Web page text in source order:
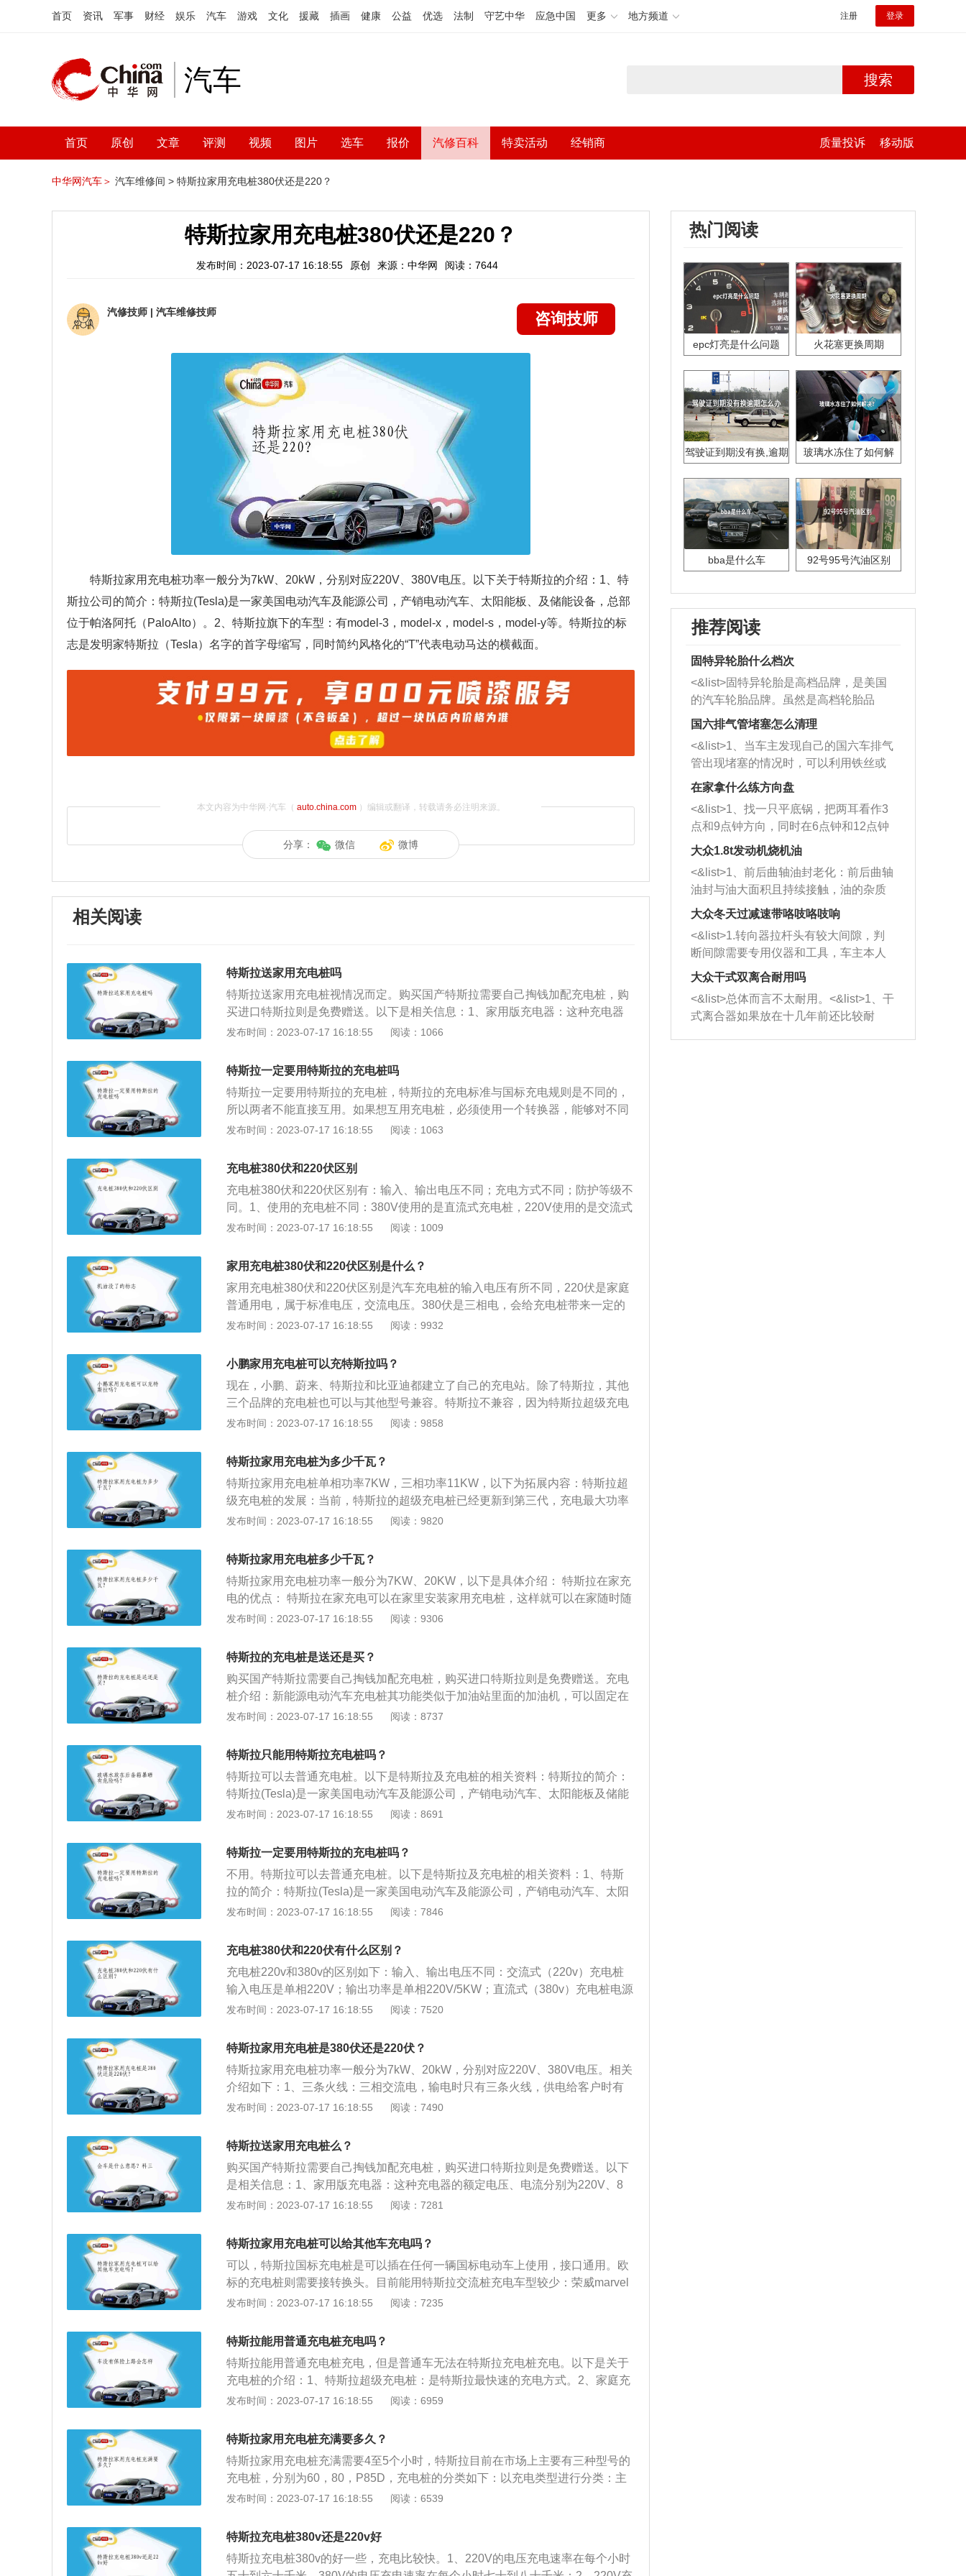
首页 资讯 军事 财经 娱乐 汽车 游戏 文化 援藏 插画 健康 公益 优选 法制 守艺中华 应急中国 更多 地方频道 注册 登录
汽车 搜索
首页 原创 文章 评测 视频 图片 选车 报价 汽修百科 特卖活动 经销商 质量投诉 移动版
中华网汽车＞ 汽车维修间 > 特斯拉家用充电桩380伏还是220？
特斯拉家用充电桩380伏还是220？
发布时间：2023-07-17 16:18:55 原创 来源：中华网 阅读：7644
汽修技师 | 汽车维修技师 咨询技师
特斯拉家用充电桩功率一般分为7kW、20kW，分别对应220V、380V电压。以下关于特斯拉的介绍：1、特
斯拉公司的简介：特斯拉(Tesla)是一家美国电动汽车及能源公司，产销电动汽车、太阳能板、及储能设备，总部
位于帕洛阿托（PaloAlto）。2、特斯拉旗下的车型：有model-3，model-x，model-s，model-y等。特斯拉的标
志是发明家特斯拉（Tesla）名字的首字母缩写，同时简约风格化的“T”代表电动马达的横截面。
本文内容为中华网·汽车（ auto.china.com）编辑或翻译，转载请务必注明来源。
分享： 微信 微博
相关阅读
特斯拉送家用充电桩吗
特斯拉送家用充电桩视情况而定。购买国产特斯拉需要自己掏钱加配充电桩，购
买进口特斯拉则是免费赠送。以下是相关信息：1、家用版充电器：这种充电器
的额定电压、电流分别为220V、8A，每小时可以充电12km的里程。普通的空调
工业版充电器：额定充电参数：电压380V，电流16A，可达到充电速度60km／
h。该插座需要额外的工业插座，只能用于三相电源。插座的接线要求有三根火
线、一根零线和一根地线，地线需要将金属杆的一端插入小于一米的泥土中。
发布时间：2023-07-17 16:18:55 阅读：1066
特斯拉一定要用特斯拉的充电桩吗
特斯拉一定要用特斯拉的充电桩，特斯拉的充电标准与国标充电规则是不同的，
所以两者不能直接互用。如果想互用充电桩，必须使用一个转换器，能够对不同
的充电通讯规则进行转换。其实充电桩并没有专用与非专用之分，它只有国标之
区）、欧标（德国、英国、法国等地区）等，只要是国标它就适用于中国市场上
基本99.9%的车型。就像汽油一样的，只要符合中国电动汽车新国标的要求，充
电桩满足国家标准要求都可以为新能源车充电。换句话说，只要使用转换器之
后，充电桩本身是正规的、合格的充电桩都可以为特斯拉充电，不会有安全问
题，并且现在大部分新能源充电设备生产厂家都会购买产品责任保险，更是为爱
发布时间：2023-07-17 16:18:55 阅读：1063
充电桩380伏和220伏区别
充电桩380伏和220伏区别有：输入、输出电压不同；充电方式不同；防护等级不
同。1、使用的充电桩不同：380V使用的是直流式充电桩，220V使用的是交流式
充电桩。2、电源要求不同：220V交流式充电桩电源要求输入电压单相220V；输
（栓）应满足充电对象；充电桩输出为直流电，输出电压满足充电对象的电池制
式要求等。3、使用的时间不用：白天充电业务多的时候，使用220V直流方式进
行快速充电，当夜间充电站用户少时可用380交流充电进行慢充操作。充电桩充
电的注意事项：1、变电所应设置安全嗣栏、警示牌、安全信号灯及警铃。2、高
压配电室和变压器室门外或变电所安全同栏上应悬挂“止步，高压危险”警示牌。
明。设备的接地点应有明显可见的标志。4、室内应有明显的安全通道或安全出
口标示牌。
发布时间：2023-07-17 16:18:55 阅读：1009
家用充电桩380伏和220伏区别是什么？
家用充电桩380伏和220伏区别是汽车充电桩的输入电压有所不同，220伏是家庭
普通用电，属于标准电压，交流电压。380伏是三相电，会给充电桩带来一定的
变化。220伏充电桩充电速度慢，380伏的充电桩充电速度快，甚至可以使用快充
式充电桩，220伏使用的是交流式充电桩。电源要求不同：220伏交流式充电桩电
源要求输入电压为单相220伏，输出功率为单相220伏/5千瓦，频率为50赫兹±2赫
兹，允许电压波动范围为单相220伏±15%。380伏交流式充电桩电源要求充电桩
应满足充电对象，充电桩输出为直流电，输出电压满足充电对象的电池制式要
求，最大输出电流满足充电对象的电池制式1C的充电要求，并向下兼容，充电方
对不同电池类型选择）。
发布时间：2023-07-17 16:18:55 阅读：9932
小鹏家用充电桩可以充特斯拉吗？
现在，小鹏、蔚来、特斯拉和比亚迪都建立了自己的充电站。除了特斯拉，其他
三个品牌的充电桩也可以与其他型号兼容。特斯拉不兼容，因为特斯拉超级充电
桩将在充电期间进行车辆识别。如果检测到您的车辆不是特斯拉，充电桩将不会
用。以远程版本的小鹏P7为例。长寿命版小鹏P7的电池容量为80.9kwh，这意味
着小鹏P7最多可以储存80.9kwh。如果使用快速充电桩，小鹏P7只需52分钟即可
充满电。如果使用慢速充电，则需要6.5小时才能完全充电。
发布时间：2023-07-17 16:18:55 阅读：9858
特斯拉家用充电桩为多少千瓦？
特斯拉家用充电桩单相功率7KW，三相功率11KW，以下为拓展内容：特斯拉超
级充电桩的发展：当前，特斯拉的超级充电桩已经更新到第三代，充电最大功率
可达250kW。公司正在开发最大充电功率350kW的充电桩。ModelSPlaid和Cybe
设，其最大充电功率可达250KW，性能比目前国内大范围使用的V2超级充电桩
提升了一倍（V2超充桩功率约为120KW）。以Model3为例，部分车型在峰值功
率状态下，5分钟所充电量可行驶约100公里，15分钟最高可补充约250km的续航
里程。同样时间，ModelS可以补充约230km，而ModelX可补充约203km。目
前，特斯拉在中国已经建成了超过2800个超级充电桩，2500个目的地充电桩，能
还会进一步缩短。
发布时间：2023-07-17 16:18:55 阅读：9820
特斯拉家用充电桩多少千瓦？
特斯拉家用充电桩功率一般分为7KW、20KW，以下是具体介绍： 特斯拉在家充
电的优点： 特斯拉在家充电可以在家里安装家用充电桩，这样就可以在家随时随
地地给车辆充电，对于车辆的日常使用也很方便，安装好之后可以晚上开回去的
保证车辆在第二天出门的时候是满电。 特斯拉安装充电桩的条件： 工作环境温
度，零下二十摄氏度到五十摄氏度；相对湿度百分之五到百分之九十五；安装在
平台上的充电机以及暴露在外的部件应能承受GB/T4797.5-9《电工电子产品自然
环境条件降水和风》中表九规定的不同地区、不同高度处相对风速的侵袭。
发布时间：2023-07-17 16:18:55 阅读：9306
特斯拉的充电桩是送还是买？
购买国产特斯拉需要自己掏钱加配充电桩，购买进口特斯拉则是免费赠送。充电
桩介绍：新能源电动汽车充电桩其功能类似于加油站里面的加油机，可以固定在
地面或墙壁，安装于公共建筑（公共楼宇、商场、公共停车场等）和居民小区停
连接方式：新能源电动汽车充电桩的输入端与交流电网直接连接，输出端都装有
充电插头用于为电动汽车充电。新能源电动汽车充电桩一般提供常规充电和快速
充电两种充电方式。
发布时间：2023-07-17 16:18:55 阅读：8737
特斯拉只能用特斯拉充电桩吗？
特斯拉可以去普通充电桩。以下是特斯拉及充电桩的相关资料：特斯拉的简介：
特斯拉(Tesla)是一家美国电动汽车及能源公司，产销电动汽车、太阳能板及储能
设备，旗下四款在售车系。特斯拉可使用普通充电桩的原因：特斯拉汽车充电的
车主提供国标充电口适配器，所以特斯拉可以用普通充电桩充电。特斯拉的充电
桩选择：国家电网充电桩，充满需12小时左右。家用充电插座，充满需25～40小
时。专用充电插座，充满需10小时左右。特斯拉充电器，充满需要5小时左右。
发布时间：2023-07-17 16:18:55 阅读：8691
特斯拉一定要用特斯拉的充电桩吗？
不用。特斯拉可以去普通充电桩。以下是特斯拉及充电桩的相关资料：1、特斯
拉的简介：特斯拉(Tesla)是一家美国电动汽车及能源公司，产销电动汽车、太阳
能板及储能设备，旗下四款在售车系。2、特斯拉可使用普通充电桩的原因：特
销售的车型都为车主提供国标充电口适配器，所以特斯拉可以用普通充电桩充
电。3、特斯拉的充电桩选择：（1）国家电网充电桩，充满需12小时左右。
（2）家用充电插座，充满需25～40小时。（3）专用充电插座，充满需10小时左
右。（4）特斯拉充电器，充满需要5小时左右。
发布时间：2023-07-17 16:18:55 阅读：7846
充电桩380伏和220伏有什么区别？
充电桩220v和380v的区别如下：输入、输出电压不同：交流式（220v）充电桩
输入电压是单相220V；输出功率是单相220V/5KW；直流式（380v）充电桩电源
输入电压是三相四线380VAC，输出为直流电，输出电压满足充电对象的电池制
式（380v）充电桩充电方式分为常规和快速2种方式，常规为5小时充电方式，快
速为1小时充电方式（针对不同电池类型选择）。防护等级不同：交流式（220
v）充电桩保护应满足《低压配电设计规范》（GB/50053）中的相关规定；直流
式（380v）充电桩（栓）防护等级符合《GB-4208-1993外壳防护等级（IP代
码）》IP54要求。使用的时间方面：白天充电业务多时，使用380v交流方式进行
类：按安装方式分：可分为落地式充电桩、挂壁式充电桩。落地式充电桩适合安
装在不靠近墙体的停车位。挂壁式充电桩适合安装在靠近墙体的停车位。按照安
装地点：可分为公共充电桩和专用充电桩。公共充电桩是建设在公共停车场
设单位（企业）自有停车场（库），为单位（企业）内部人员使用的充电桩。自
一般结合停车场（库）的停车位建设。安装在户外的充电桩防护等级不应低于IP5
4。安装在户内的充电桩防护等级不应低于IP32。按充电接口数分：可分为一桩
一充和一桩多充。按充电方式分：充电桩（栓）可分为直流充电桩（栓），交流
充电桩（栓）和交、直流一体充电桩（栓）。充电桩其功能类似于加油站里面的
场等）和居民小区停车场或充电站内，可以根据不同的电压等级为各种型号的电
动汽车充电。充电桩的输入端与交流电网直接连接，输出端都装有充电插头用于
为电动汽车充电。充电桩一般提供常规充电和快速充电两种充电方式，人们可以
使用特定的充电卡在充电桩提供的人机交互操作界面上刷卡使用，进行相应的充
电方式、充电时间、费用数据打印等操作，充电桩显示屏能显示充电量、费用、
发布时间：2023-07-17 16:18:55 阅读：7520
特斯拉家用充电桩是380伏还是220伏？
特斯拉家用充电桩功率一般分为7kW、20kW，分别对应220V、380V电压。相关
介绍如下：1、三条火线：三相交流电，输电时只有三条火线，供电给客户时有
三条火线和中线。只使用其中一条相线及中线，便是单相电。三条火线上的正弦
三相电：三相电一般为三相四线。三个相线的符号为L1，L2，L3，也可以分别表
示为A，B，C，分别代表相线1，相线2，相线3，L为Live-Wire的缩写，零线的
符号为N，为Neutral-Wire的缩写。地线为E，为Earth的缩写。
发布时间：2023-07-17 16:18:55 阅读：7490
特斯拉送家用充电桩么？
购买国产特斯拉需要自己掏钱加配充电桩，购买进口特斯拉则是免费赠送。以下
是相关信息：1、家用版充电器：这种充电器的额定电压、电流分别为220V、8
A，每小时可以充电12km的里程。普通的空调插座就能够适配这种接口，不过一
压380V，电流16A，可达到充电速度60km／h。该插座需要额外的工业插座，只
能用于三相电源。插座的接线要求有三根火线、一根零线和一根地线，地线需要
将金属杆的一端插入小于一米的泥土中。
发布时间：2023-07-17 16:18:55 阅读：7281
特斯拉家用充电桩可以给其他车充电吗？
可以，特斯拉国标充电桩是可以插在任何一辆国标电动车上使用，接口通用。欧
标的充电桩则需要接转换头。目前能用特斯拉交流桩充电车型较少：荣威marvel
X，昂希诺EV、奥迪e-tron的部分车型可以兼容，其余大部分车型不能识别。以
饰设计非常有科技感，并且性能很好，续航里程也很长。2、动力：一般的特斯
拉汽车都会配备两台电动机，一台在前轴，另一台在后轴。电动机的动力输出方
式与内燃机不同，一般的汽油发动机或柴油发动机需要达到一定转速才可以输出
最大扭矩，但是电动机不需要。将电动汽车停在原地，将油门踏板踩到底之后，
电动机就可以立马输出最大扭矩。电动汽车的这种动力输出方式非常适合在市区
发布时间：2023-07-17 16:18:55 阅读：7235
特斯拉能用普通充电桩充电吗？
特斯拉能用普通充电桩充电，但是普通车无法在特斯拉充电桩充电。以下是关于
充电桩的介绍：1、特斯拉超级充电桩：是特斯拉最快速的充电方式。2、家庭充
电桩：是特斯拉车主最常用的充电方式，只需要您有一个固定停车位，小区物业
充电桩，现在每辆特斯拉车子都有国标快充/国标慢充这两个充电接口，都能实现
通用。4、便携式充电桩：便携式充电桩一般是应急使用的充电方式，可以插在
任何一个220v的三角插头上。5、目的地充电桩：目的地充电桩和家庭充电桩一
样，会出现在酒店/商场/写字楼等地方，起引流的作用，一般可免费使用。
发布时间：2023-07-17 16:18:55 阅读：6959
特斯拉家用充电桩充满要多久？
特斯拉家用充电桩充满需要4至5个小时，特斯拉目前在市场上主要有三种型号的
充电桩，分别为60，80，P85D，充电桩的分类如下：以充电类型进行分类：主
要分为交流充电桩和直流充电桩。交流充电桩一般是小电流，桩体较小，安装灵
流，短时间内充电量更大，桩体较大，占用面积大。以服务对象进行分类：主要
分为公共充电桩、专用充电桩和自用充电桩。这里只是一种对充电桩的用途的区
分，不同的服务对象的充电桩也可以角色互换。公共充电桩由政府机关等具有公
发布时间：2023-07-17 16:18:55 阅读：6539
特斯拉充电桩380v还是220v好
特斯拉充电桩380v的好一些，充电比较快。1、220V的电压充电速率在每个小时
热门阅读
epc灯亮是什么问题 火花塞更换周期
驾驶证到期没有换,逾期
玻璃水冻住了如何解
bba是什么车 92号95号汽油区别
推荐阅读
固特异轮胎什么档次
<&list>固特异轮胎是高档品牌，是美国
的汽车轮胎品牌。虽然是高档轮胎品
牌，但是中高低端的轮胎都有生产，这
也是为了更好的开拓市场。
国六排气管堵塞怎么清理
<&list>1、当车主发现自己的国六车排气
管出现堵塞的情况时，可以利用铁丝或
者是细棍，直接将杂物给取出来，如果
堵塞情况比较严重，也可以采取应急措
施。 <&list>2、直接利用木棍将所有的
杂物推到排气管里面的位置处，然后将
三元催化器拆解开，就可以将堵塞的东
西取出来。但如果是因为积碳过多引起
的堵塞，就需要将三元催化器泡在草酸
洗剂对堵塞的情况得到解决，将清洗剂
放在燃油箱中，与燃油混合后，车辆启
动时，就可以和汽油一起进入到燃烧
室，最后形成废气排出，就可以让三元
催化器得到清洗，排气管堵塞的情况就
能够得到解决。
在家拿什么练方向盘
<&list>1、找一只平底锅，把两耳看作3
点和9点钟方向，同时在6点钟和12点钟
方向做一个标记。 <&list>2、双手握住
一圈半的练习，往右同样也要打相同的
圈数。 <&list>3、最后强调要反复练
习，这样就可以形成肌肉记忆，在真实
驾驶车辆时，不需要记忆也能打好方
向。
大众1.8t发动机烧机油
<&list>1、前后曲轴油封老化：前后曲轴
油封与油大面积且持续接触，油的杂质
和发动机内持续温度变化使其密封效果
逐渐减弱，导致渗油或漏油。<&list>2、
活塞间隙过大：积碳会使活塞环与缸体
的间隙扩大，导致机油流入燃烧室中，
造成烧机油。<&list>3、机油粘度。使用
机油粘度过小的话，同样会有烧机油现
象，机油粘度过小具有很好的流动性，
大众冬天过减速带咯吱咯吱响
<&list>1.转向器拉杆头有较大间隙，判
断间隙需要专用仪器和工具，车主本人
无法制作，需要将车辆送到修理厂或4s
店；<&list>2.车辆半轴套管防尘罩破
裂，破裂后会出现漏油现象，使半轴磨
损严重，磨损的半轴容易损坏，产生异
响；<&list>3.稳定器的转向胶套和球头
大众干式双离合耐用吗
<&list>总体而言不太耐用。<&list>1、干
式离合器如果放在十几年前还比较耐